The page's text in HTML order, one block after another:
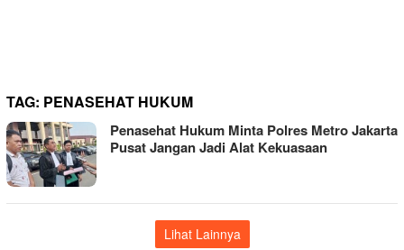
TAG: PENASEHAT HUKUM
Penasehat Hukum Minta Polres Metro Jakarta
Pusat Jangan Jadi Alat Kekuasaan
Lihat Lainnya